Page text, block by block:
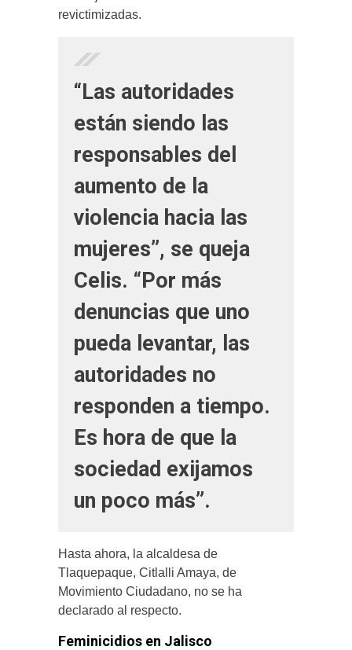
revictimizadas.
“Las autoridades
están siendo las
responsables del
aumento de la
violencia hacia las
mujeres”, se queja
Celis. “Por más
denuncias que uno
pueda levantar, las
autoridades no
responden a tiempo.
Es hora de que la
sociedad exijamos
un poco más”.
Hasta ahora, la alcaldesa de
Tlaquepaque, Citlalli Amaya, de
Movimiento Ciudadano, no se ha
declarado al respecto.
Feminicidios en Jalisco